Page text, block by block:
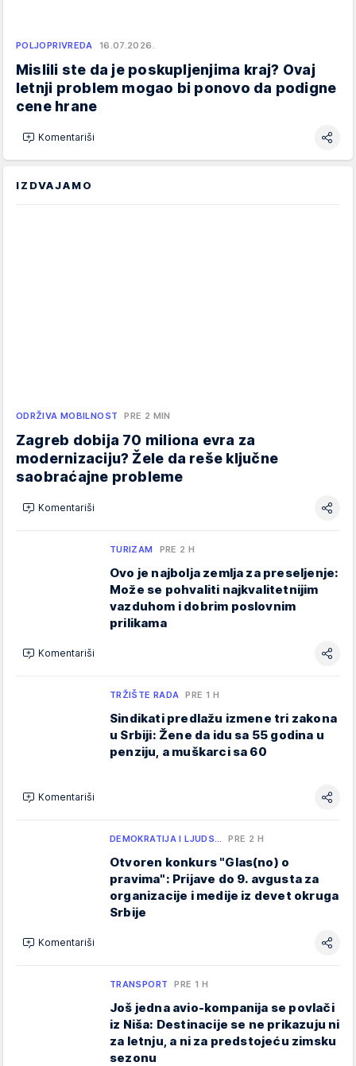
POLJOPRIVREDA 16.07.2026.
Mislili ste da je poskupljenjima kraj? Ovaj
letnji problem mogao bi ponovo da podigne
cene hrane
Komentariši
IZDVAJAMO
ODRŽIVA MOBILNOST PRE 2 MIN
Zagreb dobija 70 miliona evra za
modernizaciju? Žele da reše ključne
saobraćajne probleme
Komentariši
TURIZAM PRE 2 H
Ovo je najbolja zemlja za preseljenje:
Može se pohvaliti najkvalitetnijim
vazduhom i dobrim poslovnim
prilikama
Komentariši
TRŽIŠTE RADA PRE 1 H
Sindikati predlažu izmene tri zakona
u Srbiji: Žene da idu sa 55 godina u
penziju, a muškarci sa 60
Komentariši
DEMOKRATIJA I LJUDS… PRE 2 H
Otvoren konkurs "Glas(no) o
pravima": Prijave do 9. avgusta za
organizacije i medije iz devet okruga
Srbije
Komentariši
TRANSPORT PRE 1 H
Još jedna avio-kompanija se povlači
iz Niša: Destinacije se ne prikazuju ni
za letnju, a ni za predstojeću zimsku
sezonu